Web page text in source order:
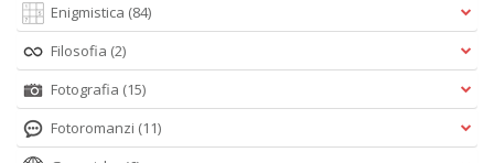
Enigmistica (84)
Filosofia (2)
Fotografia (15)
Fotoromanzi (11)